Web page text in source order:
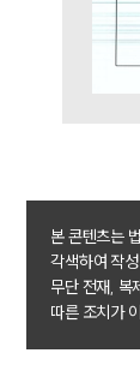
본 콘텐츠는
각색하여 작
무단 전재, 복
따른 조치가